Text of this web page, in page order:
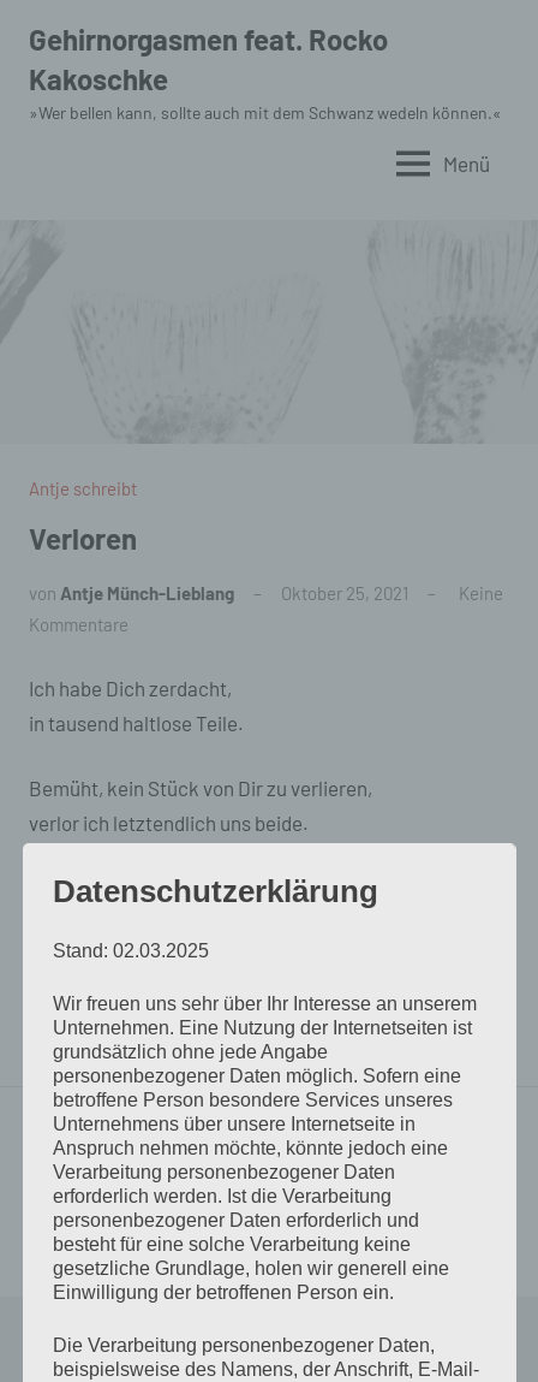
Inhalt
springen
Gehirnorgasmen feat. Rocko
Kakoschke
»Wer bellen kann, sollte auch mit dem Schwanz wedeln können.«
Menü
Antje schreibt
Verloren
von Antje Münch-Lieblang Oktober 25, 2021
Keine
Kommentare
Ich habe Dich zerdacht,
in tausend haltlose Teile.
Bemüht, kein Stück von Dir zu verlieren,
verlor ich letztendlich uns beide.
25. Oktober 2021// © Antje Münch-Lieblang
Schlagwörter Antje schreibt
eigene Federn
Gedichte Lyrik
Verloren
wortweise
Beitrags-
Navigation
Vorheriger Beitrag
Vermissen
Nächster Beitrag
Aufgerieben
Schreibe einen Kommentar
Datenschutzerklärung
Stand: 02.03.2025
Wir freuen uns sehr über Ihr Interesse an unserem
Unternehmen. Eine Nutzung der Internetseiten ist
grundsätzlich ohne jede Angabe
personenbezogener Daten möglich. Sofern eine
betroffene Person besondere Services unseres
Unternehmens über unsere Internetseite in
Anspruch nehmen möchte, könnte jedoch eine
Verarbeitung personenbezogener Daten
erforderlich werden. Ist die Verarbeitung
personenbezogener Daten erforderlich und
besteht für eine solche Verarbeitung keine
gesetzliche Grundlage, holen wir generell eine
Einwilligung der betroffenen Person ein.
Die Verarbeitung personenbezogener Daten,
beispielsweise des Namens, der Anschrift, E-Mail-